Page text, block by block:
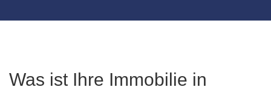
Was ist Ihre Immobilie in